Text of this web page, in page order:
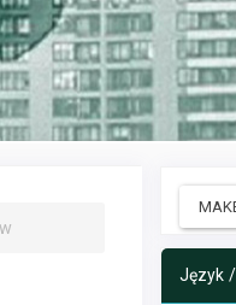
Język